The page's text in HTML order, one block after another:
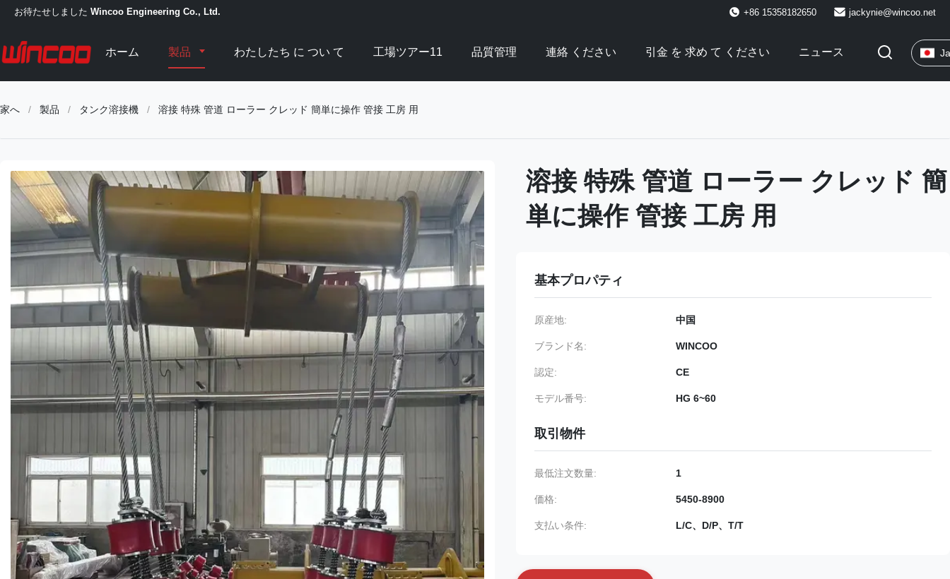
お待たせしました Wincoo Engineering Co., Ltd. +86 15358182650 jackynie@wincoo.net
ホーム 製品 わたしたち に つい て 工場ツアー11 品質管理 連絡 ください 引金 を 求め て ください ニュース
家へ / 製品 / タンク溶接機 / 溶接 特殊 管道 ローラー クレッド 簡単に操作 管接 工房 用
溶接 特殊 管道 ローラー クレッド 簡
単に操作 管接 工房 用
基本プロパティ
原産地: 中国
ブランド名: WINCOO
認定: CE
モデル番号: HG 6~60
取引物件
最低注文数量: 1
価格: 5450-8900
支払い条件: L/C、D/P、T/T